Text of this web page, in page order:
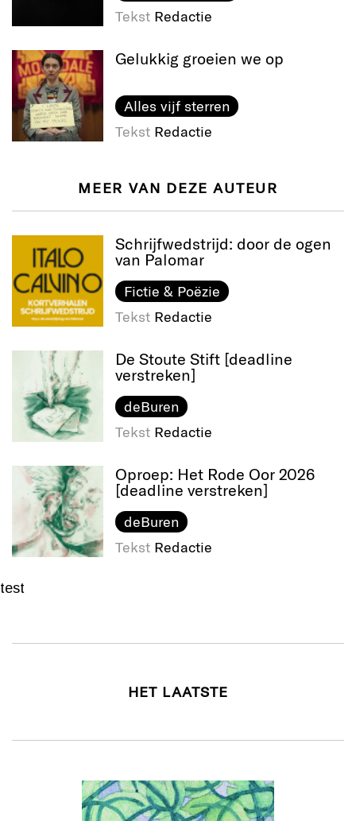
Tekst Redactie
Gelukkig groeien we op
Alles vijf sterren
Tekst Redactie
MEER VAN DEZE AUTEUR
Schrijfwedstrijd: door de ogen
van Palomar
Fictie & Poëzie
Tekst Redactie
De Stoute Stift [deadline
verstreken]
deBuren
Tekst Redactie
Oproep: Het Rode Oor 2026
[deadline verstreken]
deBuren
Tekst Redactie
test
HET LAATSTE